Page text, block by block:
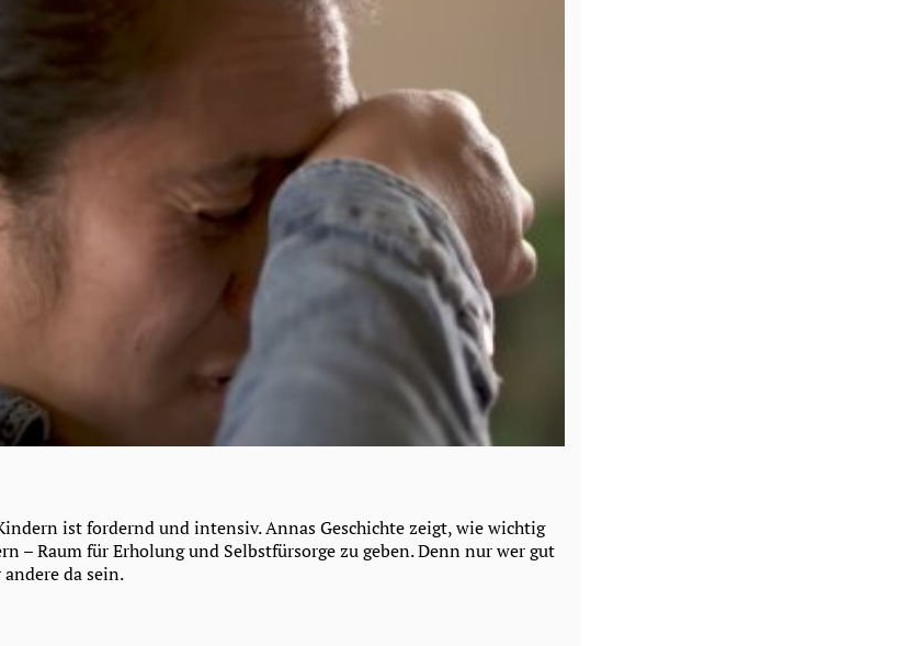
ist fordernd und intensiv. Annas Geschichte zeigt, wie wichtig
– Raum für Erholung und Selbstfürsorge zu geben. Denn nur wer gut
da sein.